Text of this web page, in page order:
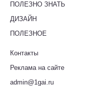
ПОЛЕЗНО ЗНАТЬ
ДИЗАЙН
ПОЛЕЗНОЕ
Контакты
Реклама на сайте
admin@1gai.ru